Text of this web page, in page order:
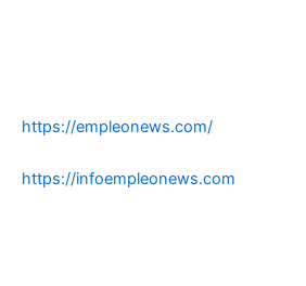
https://empleonews.com/
https://infoempleonews.com